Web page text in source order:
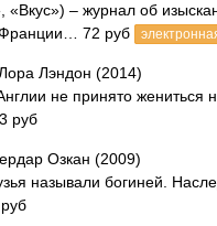
– журнал об
Франции… 72 руб
Лэндон (2014)
не принято
руб
Озкан (2009)
называли богиней.